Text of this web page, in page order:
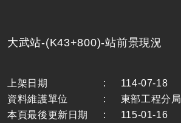
大武站-(K43+800)-站前景現況
上架日期 :
114-07-18
資料維護單位
:
東部工程分局
本頁最後更新日期
: 115-01-16